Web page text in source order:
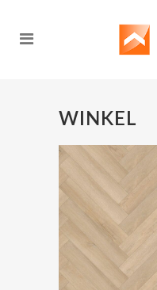
WINKEL